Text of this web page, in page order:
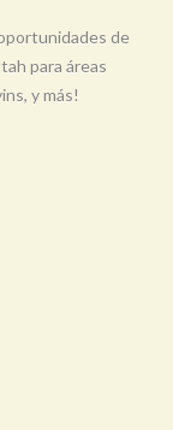
de
para áreas
y más!